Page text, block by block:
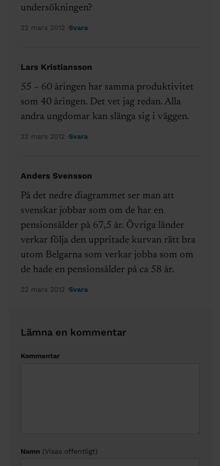
undersökningen?
22 mars 2012 Svara
Lars Kristiansson
55 – 60 åringen har samma produktivitet
som 40 åringen. Det vet jag redan. Alla
andra ungdomar kan slänga sig i väggen.
22 mars 2012 Svara
Anders Svensson
På det nedre diagrammet ser man att
svenskar jobbar som om de har en
pensionsålder på 67,5 år. Övriga länder
verkar följa den uppritade kurvan rätt bra
utom Belgarna som verkar jobba som om
de hade en pensionsålder på ca 58 år.
22 mars 2012 Svara
Lämna en kommentar
Kommentar
Namn (Visas offentligt)